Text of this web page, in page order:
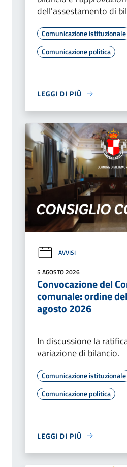
dell'assestamento di
Comunicazione istituzionale
Comunicazione politica
LEGGI DI PIÙ
AVVISI
5 AGOSTO 2026
Convocazione del
comunale: ordine
agosto 2026
In discussione la
variazione di bilancio.
Comunicazione istituzionale
Comunicazione politica
LEGGI DI PIÙ